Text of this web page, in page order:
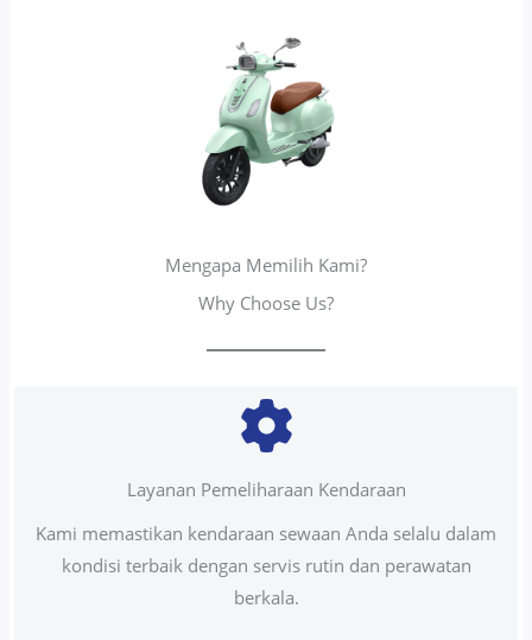
Mengapa Memilih Kami?
Why Choose Us?
Layanan Pemeliharaan Kendaraan
Kami memastikan kendaraan sewaan Anda selalu dalam
kondisi terbaik dengan servis rutin dan perawatan
berkala.